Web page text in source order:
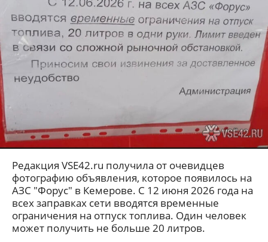
Редакция VSE42.ru получила от очевидцев
фотографию объявления, которое появилось на
АЗС "Форус" в Кемерове. С 12 июня 2026 года на
всех заправках сети вводятся временные
ограничения на отпуск топлива. Один человек
может получить не больше 20 литров.